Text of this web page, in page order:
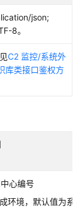
json;
8。
C2 监控/系统外
库类接口鉴权方
心编号
环境，默认值为系